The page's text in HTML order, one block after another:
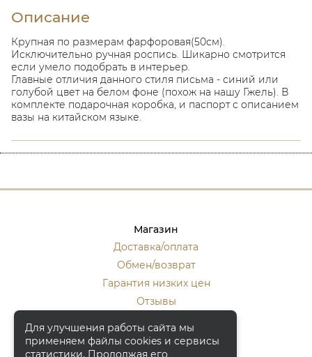
Описание
Крупная по размерам фарфоровая(50см).
Исключительно ручная роспись. Шикарно смотрится
если умело подобрать в интерьер.
Главные отличия данного стиля письма - синий или
голубой цвет на белом фоне (похож на нашу Гжель). В
комплекте подарочная коробка, и паспорт с описанием
вазы на китайском языке.
Магазин
Доставка/оплата
Обмен/возврат
Гарантия низких цен
Отзывы
Контакты
Для улучшения работы сайта мы
применяем файлы cookies и сервисы
статистики. Продолжая его